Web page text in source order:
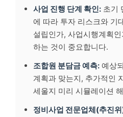
사업 진행 단계 확인: 초기
에 따라 투자 리스크와 기
설립인가, 사업시행계획
하는 것이 중요합니다.
조합원 분담금 예측: 예상
계획과 맞는지, 추가적인
세울지 미리 시뮬레이션
정비사업 전문업체(추진